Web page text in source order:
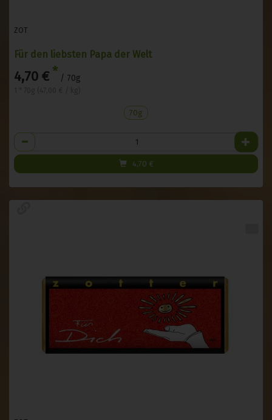
ZOT
Für den liebsten Papa der Welt
4,70 € * / 70g
70g
Anzahl
4,70 €